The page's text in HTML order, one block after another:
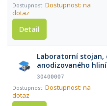
Dostupnost: na
dotaz
Detail
Laboratorní stojan,
anodizovaného
30400007
Dostupnost: na
dotaz